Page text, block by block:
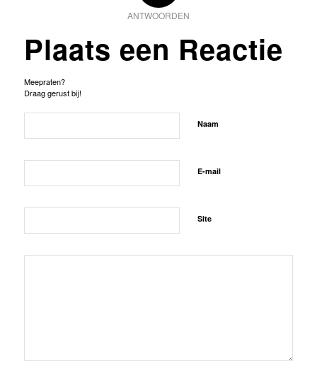
ANTWOORDEN
Plaats een Reactie
Meepraten?
Draag gerust bij!
Naam
E-mail
Site